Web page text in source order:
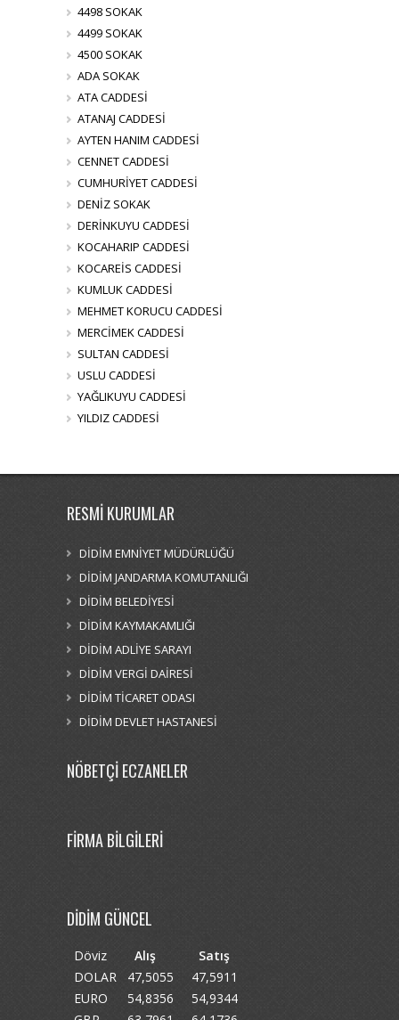
4498 SOKAK
4499 SOKAK
4500 SOKAK
ADA SOKAK
ATA CADDESİ
ATANAJ CADDESİ
AYTEN HANIM CADDESİ
CENNET CADDESİ
CUMHURİYET CADDESİ
DENİZ SOKAK
DERİNKUYU CADDESİ
KOCAHARIP CADDESİ
KOCAREİS CADDESİ
KUMLUK CADDESİ
MEHMET KORUCU CADDESİ
MERCİMEK CADDESİ
SULTAN CADDESİ
USLU CADDESİ
YAĞLIKUYU CADDESİ
YILDIZ CADDESİ
RESMİ KURUMLAR
DİDİM EMNİYET MÜDÜRLÜĞÜ
DİDİM JANDARMA KOMUTANLIĞI
DİDİM BELEDİYESİ
DİDİM KAYMAKAMLIĞI
DİDİM ADLİYE SARAYI
DİDİM VERGİ DAİRESİ
DİDİM TİCARET ODASI
DİDİM DEVLET HASTANESİ
NÖBETÇİ ECZANELER
FİRMA BİLGİLERİ
DİDİM GÜNCEL
Döviz Alış
Satış
DOLAR
47,5055
47,5911
EURO
54,8356
54,9344